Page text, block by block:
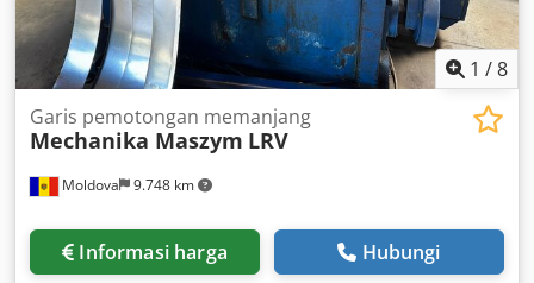
1 /8
Moldova 9.748 km
Garis pemotongan memanjang
Mechanika Maszym LRV
Informasi harga Hubungi